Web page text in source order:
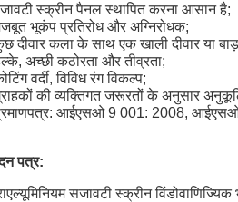
स्क्रीन पैनल स्थापित करना आसान है;
भूकंप प्रतिरोध और अग्निरोधक;
दीवार कला के साथ एक खाली दीवार या
अच्छी कठोरता और तीव्रता;
वर्दी, विविध रंग विकल्प;
की व्यक्तिगत जरूरतों के अनुसार
आईएसओ 9 001: 2008, आईएसओ
पत्र:
एल्यूमिनियम सजावटी स्क्रीन विंडो